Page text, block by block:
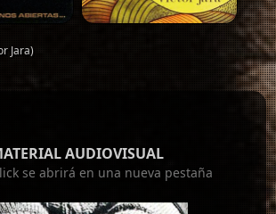
Jara)
AUDIOVISUAL
se abrirá en una nueva pestaña